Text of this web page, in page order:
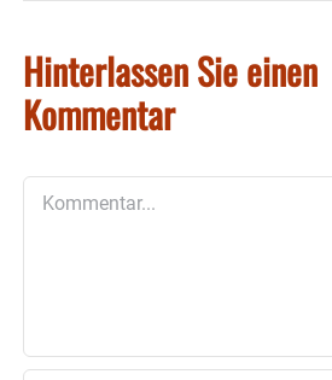
Hinterlassen Sie einen
Kommentar